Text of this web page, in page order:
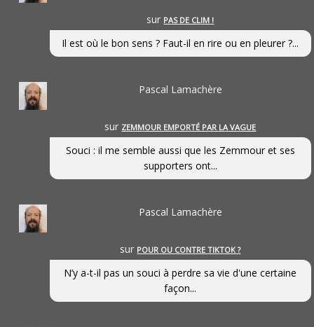
sur PAS DE CLIM !
Il est où le bon sens ? Faut-il en rire ou en pleurer ?...
Pascal Lamachère
sur ZEMMOUR EMPORTÉ PAR LA VAGUE
Souci : il me semble aussi que les Zemmour et ses
supporters ont...
Pascal Lamachère
sur POUR OU CONTRE TIKTOK ?
N’y a-t-il pas un souci à perdre sa vie d'une certaine
façon...